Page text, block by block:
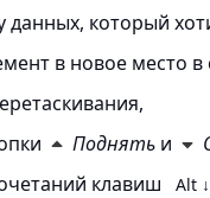
который
в новое место в
Поднять и
клавиш
Alt ↓